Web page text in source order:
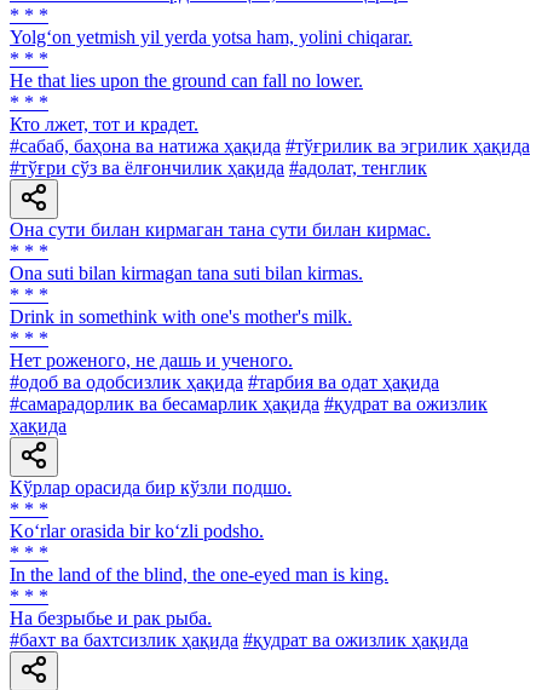
* * *
Yolg‘on yetmish yil yerda yotsa ham, yolini chiqarar.
* * *
He that lies upon the ground can fall no lower.
* * *
Кто лжет, тот и крадет.
#сабаб, баҳона ва натижа ҳақида #тўғрилик ва эгрилик ҳақида
#тўғри сўз ва ёлғончилик ҳақида #адолат, тенглик
Она сути билан кирмаган тана сути билан кирмас.
* * *
Ona suti bilan kirmagan tana suti bilan kirmas.
* * *
Drink in somethink with one's mother's milk.
* * *
Нет роженого, не дашь и ученого.
#одоб ва одобсизлик ҳақида #тарбия ва одат ҳақида
#самарадорлик ва бесамарлик ҳақида #қудрат ва ожизлик
ҳақида
Кўрлар орасида бир кўзли подшо.
* * *
Ko‘rlar orasida bir ko‘zli podsho.
* * *
In the land of the blind, the one-eyed man is king.
* * *
Ha безрыбье и рак рыба.
#бахт ва бахтсизлик ҳақида #қудрат ва ожизлик ҳақида